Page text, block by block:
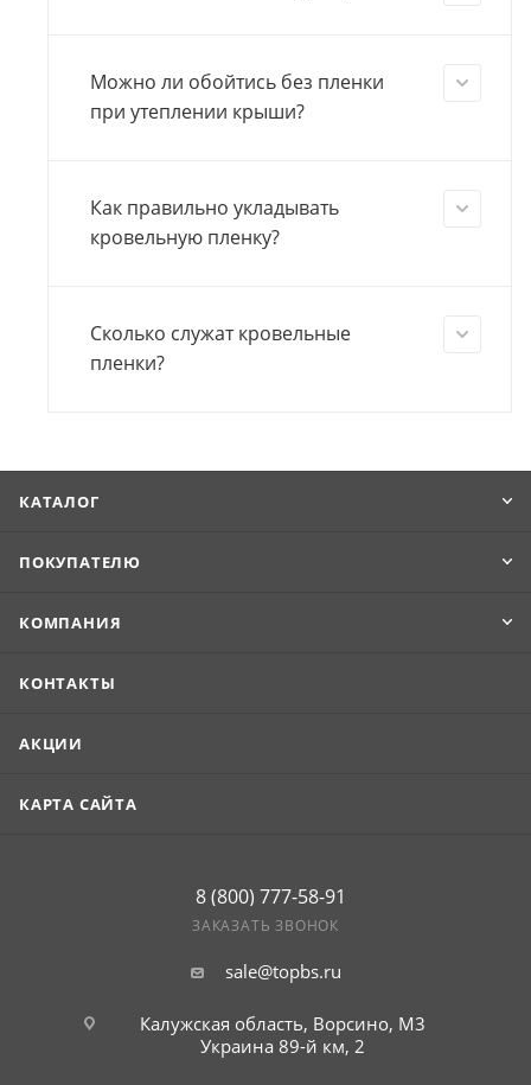
Можно ли обойтись без пленки
при утеплении крыши?
Как правильно укладывать
кровельную пленку?
Сколько служат кровельные
пленки?
КАТАЛОГ
ПОКУПАТЕЛЮ
КОМПАНИЯ
КОНТАКТЫ
АКЦИИ
КАРТА САЙТА
8 (800) 777-58-91
ЗАКАЗАТЬ ЗВОНОК
sale@topbs.ru
Калужская область, Ворсино, М3
Украина 89-й км, 2